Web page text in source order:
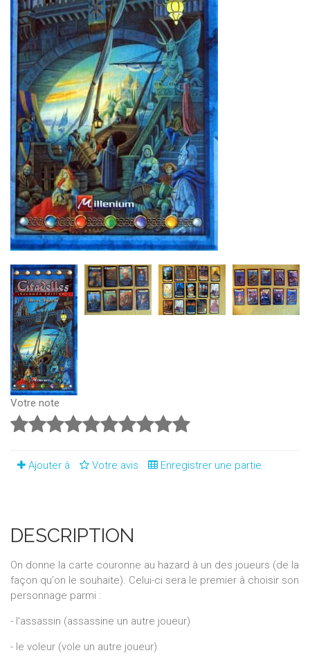
Votre note
Ajouter à Votre avis Enregistrer une partie
DESCRIPTION
On donne la carte couronne au hazard à un des joueurs (de la
façon qu'on le souhaite). Celui-ci sera le premier à choisir son
personnage parmi :
- l'assassin (assassine un autre joueur)
- le voleur (vole un autre joueur)